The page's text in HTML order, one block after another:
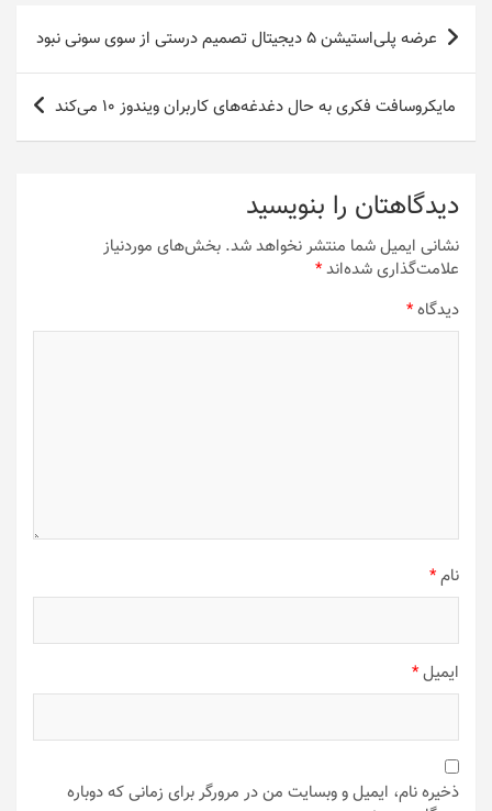
راهبری
نوشته
عرضه‌ پلی‌استیشن ۵ دیجیتال تصمیم درستی از سوی سونی نبود
مایکروسافت فکری به حال دغدغه‌های کاربران ویندوز ۱۰ می‌کند
دیدگاهتان را بنویسید
نشانی ایمیل شما منتشر نخواهد شد. بخش‌های موردنیاز
علامت‌گذاری شده‌اند*
دیدگاه*
نام*
ایمیل*
ذخیره نام، ایمیل و وبسایت من در مرورگر برای زمانی که دوباره